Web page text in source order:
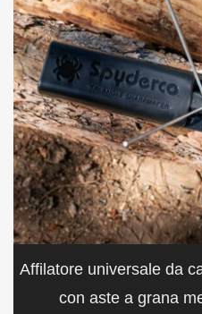
Affilatore universale da
con aste a grana